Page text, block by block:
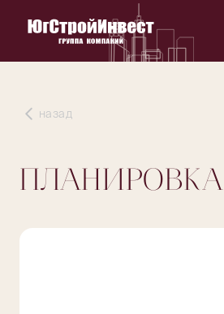
назад
ПЛАНИРОВКА